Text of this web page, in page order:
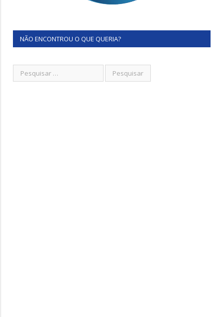
NÃO ENCONTROU O QUE QUERIA?